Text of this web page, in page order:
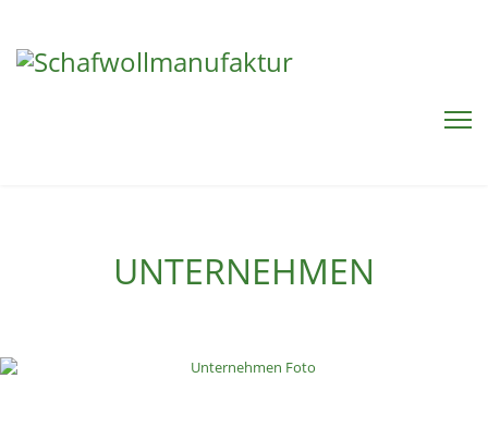
UNTERNEHMEN